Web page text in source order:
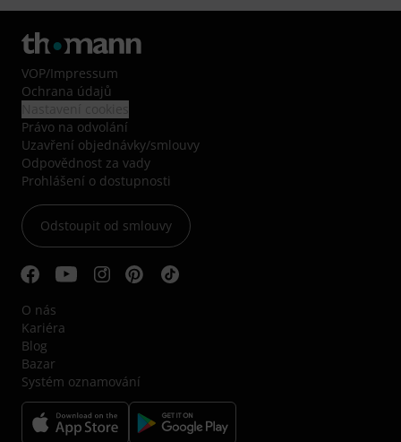
VOP/Impressum
Ochrana údajů
Právo na odvolání
Uzavření objednávky/smlouvy
Odpovědnost za vady
Prohlášení o dostupnosti
Odstoupit od smlouvy
O nás
Kariéra
Blog
Bazar
Systém oznamování